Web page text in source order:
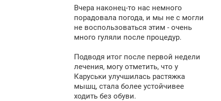
Вчера наконец-то нас немного
порадовала погода, и мы не с могли
не воспользоваться этим - очень
много гуляли после процедур.
Подводя итог после первой недели
лечения, могу отметить, что у
Каруськи улучшилась растяжка
мышц, стала более устойчивее
ходить без обуви.